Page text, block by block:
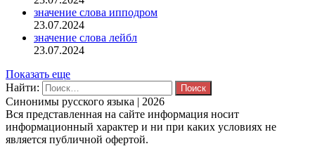
значение слова ипподром
23.07.2024
значение слова лейбл
23.07.2024
Показать еще
Найти:
Синонимы русского языка | 2026
Вся представленная на сайте информация носит
информационный характер и ни при каких условиях не
является публичной офертой.